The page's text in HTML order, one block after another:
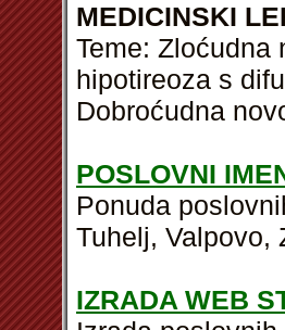
MEDICINSKI
Teme: Zloćudna
hipotireoza s
Dobroćudna
POSLOVNI
Ponuda
Tuhelj, Valpovo,
IZRADA WEB